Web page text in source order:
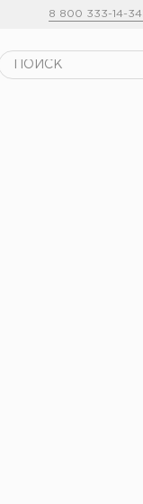
8 800 333-14-34